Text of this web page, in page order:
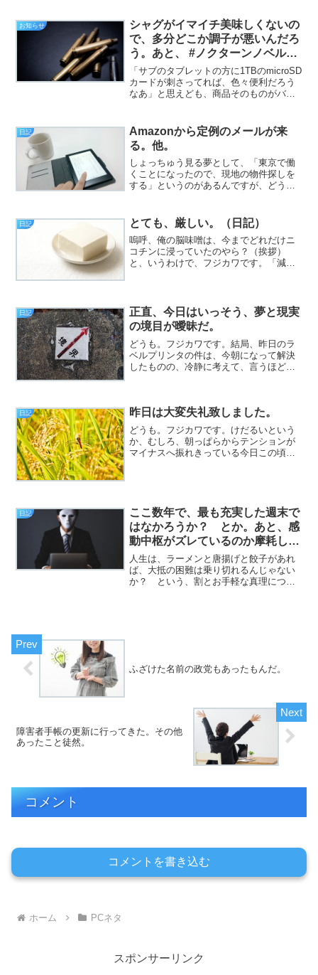
立っていない火曜日、皆様いかがお過ご
しでしょうか。今日のエン...
お知らせ
シャグがイマイチ美味しくないの
で、多分どこか調子が悪いんだろ
う。あと、 #ノクターンノベルズ
に3つほど持ち弾を追加。（お知
らせと日記）
「サブのタブレットの方に1TBのmicroSD
カードが刺さってれば、色々便利だろう
なあ」と思えども、商品そのものがバカ
（OPPO Reno5Aは対応してるものの、
それはあん...
日記
Amazonから定例のメールが来
る。他。
しょっちゅう見る夢として、「東京で働
くことになったので、現地の物件探しを
する」というのがあるんですが、どうや
うわけで、フジカワです。今朝も今朝と
て、12時間寝ようがなん...
日記 とても、厳しい。（日記）
嗚呼、俺の脳味噌は、今までどれだけニ
コチンに浸っていたのやら？（挨拶）
と、いうわけで、フジカワです。「減
う！」とかいった話です。
日記
正直、今日はいっそう、夢と現実
の境目が曖昧だ。
どうも。フジカワです。結局、昨日のラ
ベルプリンタの件は、今朝になって解決
したものの、冷静に考えて、言うほど使
日記 昨日は大変失礼致しました。
どうも。フジカワです。けだるいという
か、むしろ、朝っぱらからテンションが
マイナスへ振れきっている今日この頃、
日記
ここ数年で、最も充実した週末で
はなかろうか？ とか。あと、感
動中枢がズレているのか摩耗して
いるのか。（日記）
人生は、ラーメンと唐揚げと餃子があれ
ば、大抵の困難は乗り切れるんじゃない
か？ という、割とお手軽な真理につい
ふざけた名前の政党もあったもんだ。
障害者手帳の更新に行ってきた。その他
あったこと徒然。
コメント
コメントを書き込む
ホーム PCネタ
スポンサーリンク